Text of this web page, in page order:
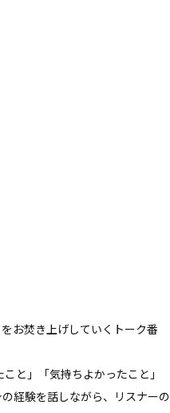
お焚き上げしていくトーク番
と」「気持ちよかったこと」
経験を話しながら、リスナーの